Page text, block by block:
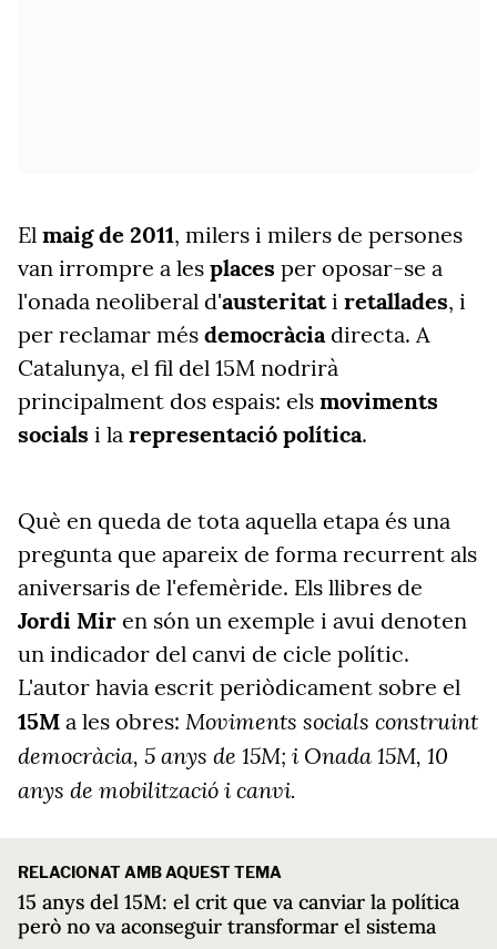
El maig de 2011, milers i milers de persones
van irrompre a les places per oposar-se a
l'onada neoliberal d'austeritati retallades, i
per reclamar més democràciadirecta. A
Catalunya, el fil del 15M nodrirà
principalment dos espais: els moviments
socials i la representació política.
Què en queda de tota aquella etapa és una
pregunta que apareix de forma recurrent als
aniversaris de l'efemèride. Els llibres de
Jordi Mir en són un exemple i avui denoten
un indicador del canvi de cicle polític.
L'autor havia escrit periòdicament sobre el
15M a les obres: Moviments socials construint
democràcia, 5 anys de 15M; i Onada 15M, 10
anys de mobilització i canvi.
RELACIONAT AMB AQUEST TEMA
15 anys del 15M: el crit que va canviar la política
però no va aconseguir transformar el sistema